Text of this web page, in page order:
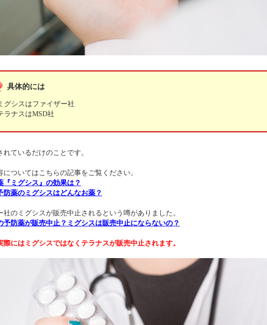
具体的には
グシスはファイザー社
ラナスはMSD社
れているだけのことです。
についてはこちらの記事をご覧ください。
『ミグシス』の効果は？
防薬のミグシスはどんなお薬？
社のミグシスが販売中止されるという噂がありました。
予防薬が販売中止？ミグシスは販売中止にならないの？
際にはミグシスではなくテラナスが販売中止されます。